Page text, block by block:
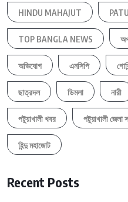
HINDU MAHAJUT
TOP BANGLA NEWS
অভিযোগ এনসিপি
ছাত্রদল ডিমলা নারী
পটুয়াখালী খবর পটুয়াখালী জেলা
হিন্দু মহাজোট
Recent Posts